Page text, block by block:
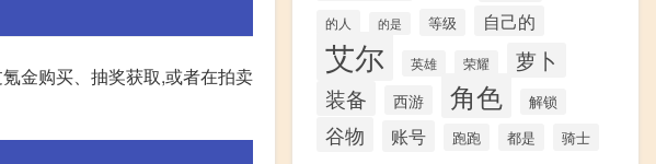
金购买、抽奖获取,或者在拍卖
的人 的是 等级 自己的
艾尔 英雄 荣耀
萝卜
装备
西游 角色 解锁
谷物 账号 跑跑 都是 骑士